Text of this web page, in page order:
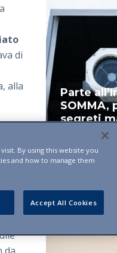
di
alla
da
Parte
SOMMA,
segreti
By using this website you
and how to manage them
Accept All Cookies